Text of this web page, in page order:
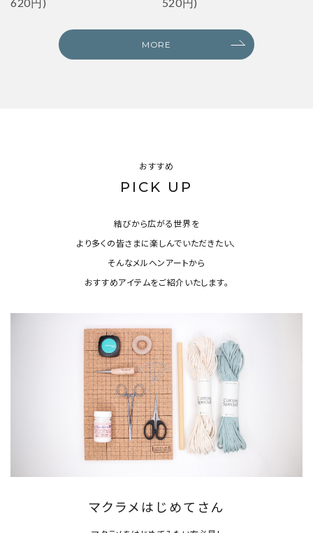
MORE
おすすめ
PICK UP
結びから広がる世界を
より多くの皆さまに楽しんでいただきたい、
そんなメルヘンアートから
おすすめアイテムをご紹介いたします。
マクラメはじめてさん